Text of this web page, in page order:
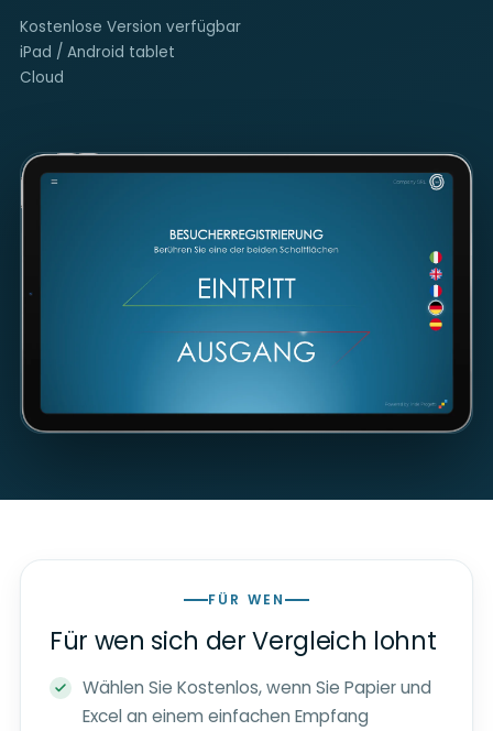
Kostenlose Version verfügbar
iPad / Android tablet
Cloud
FÜR WEN
Für wen sich der Vergleich lohnt
Wählen Sie Kostenlos, wenn Sie Papier und
Excel an einem einfachen Empfang